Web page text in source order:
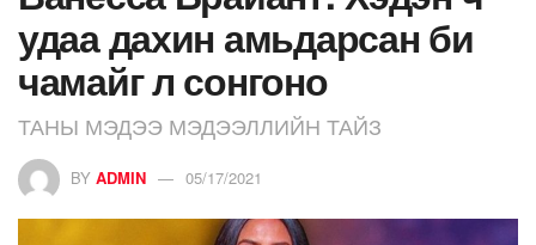
удаа дахин амьдарсан би
чамайг л сонгоно
ТАНЫ МЭДЭЭ МЭДЭЭЛЛИЙН ТАЙЗ
BY ADMIN 05/17/2021